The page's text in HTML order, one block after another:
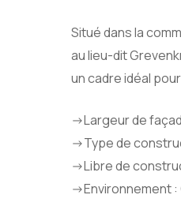
Situé dans la
au lieu-dit
un cadre idéal
->Largeur de
->Type de
->Libre de
->Environnement